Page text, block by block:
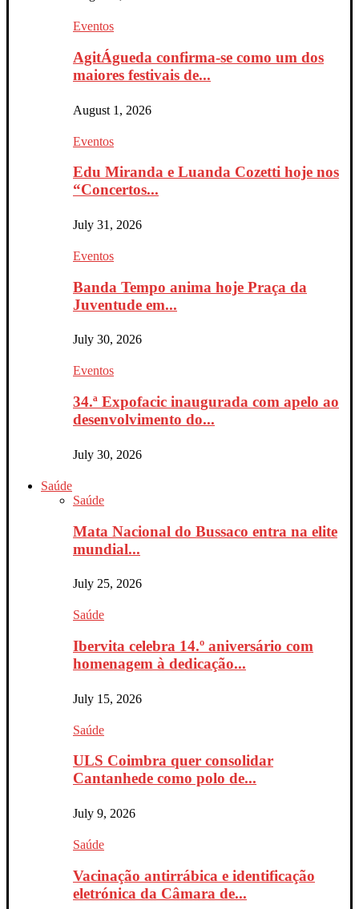
Eventos
AgitÁgueda confirma-se como um dos
maiores festivais de...
August 1, 2026
Eventos
Edu Miranda e Luanda Cozetti hoje nos
“Concertos...
July 31, 2026
Eventos
Banda Tempo anima hoje Praça da
Juventude em...
July 30, 2026
Eventos
34.ª Expofacic inaugurada com apelo ao
desenvolvimento do...
July 30, 2026
Saúde
Saúde
Mata Nacional do Bussaco entra na elite
mundial...
July 25, 2026
Saúde
Ibervita celebra 14.º aniversário com
homenagem à dedicação...
July 15, 2026
Saúde
ULS Coimbra quer consolidar
Cantanhede como polo de...
July 9, 2026
Saúde
Vacinação antirrábica e identificação
eletrónica da Câmara de...